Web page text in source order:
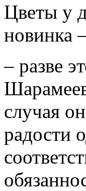
Цветы у
новинка
– разве
случая
радости